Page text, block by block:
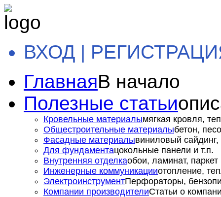
ВХОД |
ГлавнаяВ начало
Полезные статьи
Кровельные материалымягкая кровля,
Общестроительные материалыбетон,
Фасадные материалывиниловый сайдинг,
Для фундаментацокольные панели и т.п.
Внутренняя отделкаобои, ламинат, паркет
Инженерные коммуникацииотопление,
ЭлектроинструментПерфораторы,
Компании производителиСтатьи о